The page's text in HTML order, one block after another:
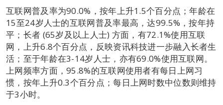
互联网普及率为90.0%，按年上升1.5个百分点；年龄在
15至24岁人士的互联网普及率最高，达99.5%，按年持
平；长者 (65岁及以上人士) 方面，有72.1%使用互联
网，上升6.8个百分点，反映资讯科技进一步融入长者生
活；至于年龄在3-14岁人士，亦有69.0%使用互联网。
上网频率方面，95.8%的互联网使用者有每日上网习
惯，按年上升0.3个百分点；每日上网时数中位数则维持
于3小时。